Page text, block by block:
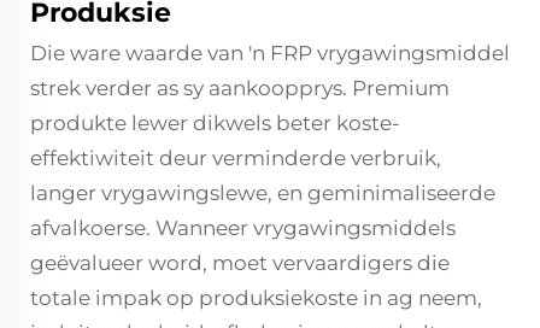
Produksie
Die ware waarde van 'n FRP vrygawingsmiddel
strek verder as sy aankoopprys. Premium
produkte lewer dikwels beter koste-
effektiwiteit deur verminderde verbruik,
langer vrygawingslewe, en geminimaliseerde
afvalkoerse. Wanneer vrygawingsmiddels
geëvalueer word, moet vervaardigers die
totale impak op produksiekoste in ag neem,